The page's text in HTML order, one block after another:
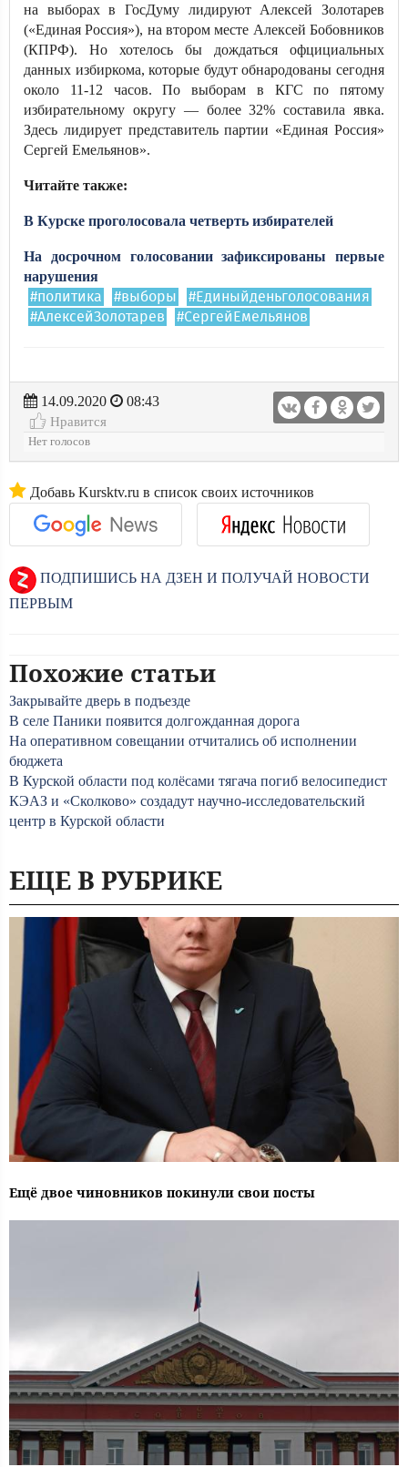
на выборах в ГосДуму лидируют Алексей Золотарев
(«Единая Россия»), на втором месте Алексей Бобовников
(КПРФ). Но хотелось бы дождаться офцициальных
данных избиркома, которые будут обнародованы сегодня
около 11-12 часов. По выборам в КГС по пятому
избирательному округу — более 32% составила явка.
Здесь лидирует представитель партии «Единая Россия»
Сергей Емельянов».
Читайте также:
В Курске проголосовала четверть избирателей
На досрочном голосовании зафиксированы первые
нарушения
#политика #выборы
#Единыйденьголосования
#АлексейЗолотарев
#СергейЕмельянов
14.09.2020
08:43
Нравится
Нет голосов
Добавь Kursktv.ru в список своих источников
ПОДПИШИСЬ НА ДЗЕН И ПОЛУЧАЙ НОВОСТИ
ПЕРВЫМ
Похожие статьи
Закрывайте дверь в подъезде
В селе Паники появится долгожданная дорога
На оперативном совещании отчитались об исполнении
бюджета
В Курской области под колёсами тягача погиб велосипедист
КЭАЗ и «Сколково» создадут научно-исследовательский
центр в Курской области
ЕЩЕ В РУБРИКЕ
Ещё двое чиновников покинули свои посты